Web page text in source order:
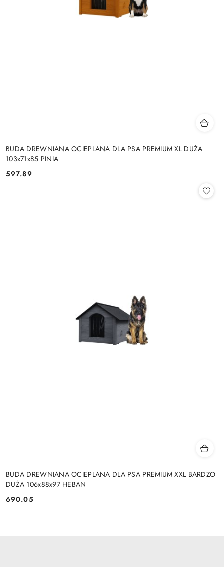
BUDA DREWNIANA OCIEPLANA DLA PSA PREMIUM XL DUŻA
103x71x85 PINIA
Cena:
597.89
BUDA DREWNIANA OCIEPLANA DLA PSA PREMIUM XXL BARDZO
DUŻA 106x88x97 HEBAN
Cena:
690.05